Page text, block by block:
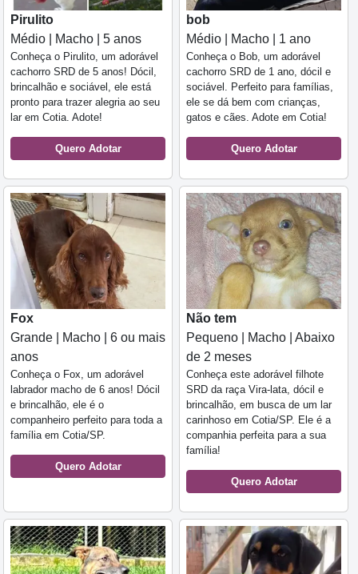
Pirulito
Médio | Macho | 5 anos
Conheça o Pirulito, um adorável
cachorro SRD de 5 anos! Dócil,
brincalhão e sociável, ele está
pronto para trazer alegria ao seu
lar em Cotia. Adote!
Quero Adotar
bob
Médio | Macho | 1 ano
Conheça o Bob, um adorável
cachorro SRD de 1 ano, dócil e
sociável. Perfeito para famílias,
ele se dá bem com crianças,
gatos e cães. Adote em Cotia!
Quero Adotar
Fox
Grande | Macho | 6 ou mais
anos
Conheça o Fox, um adorável
labrador macho de 6 anos! Dócil
e brincalhão, ele é o
companheiro perfeito para toda a
família em Cotia/SP.
Quero Adotar
Não tem
Pequeno | Macho | Abaixo
de 2 meses
Conheça este adorável filhote
SRD da raça Vira-lata, dócil e
brincalhão, em busca de um lar
carinhoso em Cotia/SP. Ele é a
companhia perfeita para a sua
família!
Quero Adotar